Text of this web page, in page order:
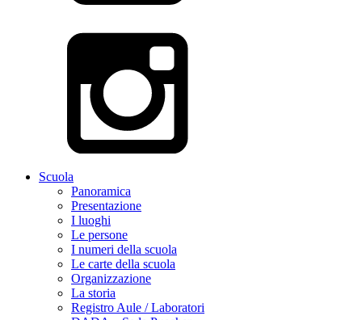
Scuola
Panoramica
Presentazione
I luoghi
Le persone
I numeri della scuola
Le carte della scuola
Organizzazione
La storia
Registro Aule / Laboratori